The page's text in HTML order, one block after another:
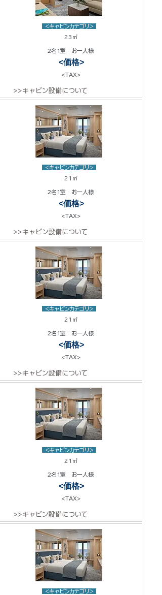
<キャビンカテゴリ>
23㎡
2名1室 お一人様
<価格>
<TAX>
>>キャビン設備について
<キャビンカテゴリ>
21㎡
2名1室 お一人様
<価格>
<TAX>
>>キャビン設備について
<キャビンカテゴリ>
21㎡
2名1室 お一人様
<価格>
<TAX>
>>キャビン設備について
<キャビンカテゴリ>
21㎡
2名1室 お一人様
<価格>
<TAX>
>>キャビン設備について
<キャビンカテゴリ>